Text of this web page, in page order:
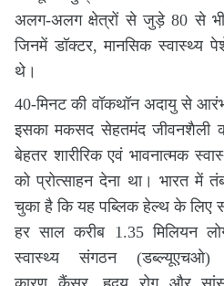
अलग-अलग क्षेत्रों से जुड़े 80 से भी
जिनमें डॉक्टर,मानसिक स्वास्थ्य
थे।
40-मिनट की वॉकथॉन अदायु से
इसका मकसद सेहतमंद जीवनशैली
बेहतर शारीरिक एवं भावनात्मक
को प्रोत्साहन देना था। भारत
चुका है कि यह पब्लिक हेल्थ के
हर साल करीब 1.35 मिलियन
स्वास्थ्य संगठन